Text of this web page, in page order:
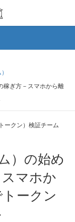
稼ぎ方－スマホから離
ークン）検証チーム
マホか
ークン